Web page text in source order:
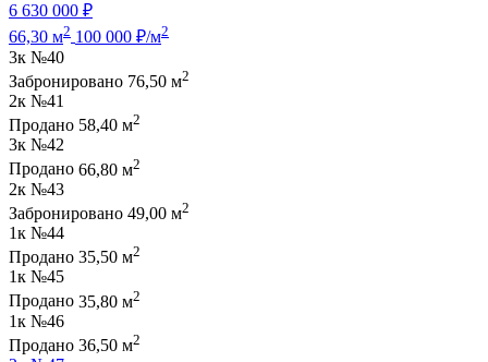
6 630 000 ₽
66,30 м2 100 000 ₽/м2
3к №40
Забронировано 76,50 м2
2к №41
Продано 58,40 м2
3к №42
Продано 66,80 м2
2к №43
Забронировано 49,00 м2
1к №44
Продано 35,50 м2
1к №45
Продано 35,80 м2
1к №46
Продано 36,50 м2